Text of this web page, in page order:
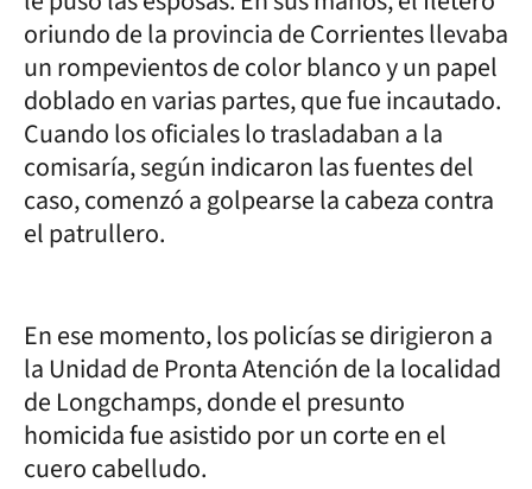
oriundo de la provincia de Corrientes llevaba
un rompevientos de color blanco y un papel
doblado en varias partes, que fue incautado.
Cuando los oficiales lo trasladaban a la
comisaría, según indicaron las fuentes del
caso, comenzó a golpearse la cabeza contra
el patrullero.
En ese momento, los policías se dirigieron a
la Unidad de Pronta Atención de la localidad
de Longchamps, donde el presunto
homicida fue asistido por un corte en el
cuero cabelludo.